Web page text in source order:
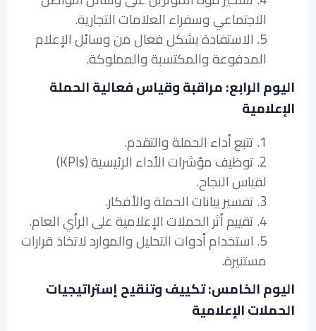
الاجتماعي وسفراء العلامات التجارية.
5. الاستفادة بشكل فعال من وسائل الإعلام
المدفوعة والمكتسبة والمملوكة.
اليوم الرابع: مراقبة وقياس فعالية الحملة
الإعلامية
1. تتبع أداء الحملة والتقدم.
2. توظيف مؤشرات الأداء الرئيسية (KPIs)
لقياس النجاح.
3. تفسير بيانات الحملة والأفكار.
4. تقييم أثر الحملات الإعلامية على الرأي العام.
5. استخدام أدوات التحليل والموارد لاتخاذ قرارات
مستنيرة.
اليوم الخامس: تكييف وتنقيح إستراتيجيات
الحملات الإعلامية